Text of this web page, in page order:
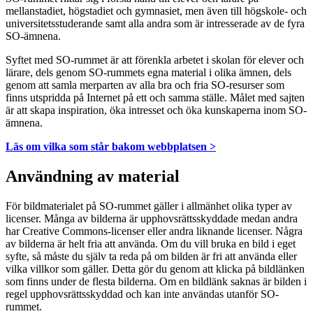
mellanstadiet, högstadiet och gymnasiet, men även till högskole- och
universitetsstuderande samt alla andra som är intresserade av de fyra
SO-ämnena.
Syftet med SO-rummet är att förenkla arbetet i skolan för elever och
lärare, dels genom SO-rummets egna material i olika ämnen, dels
genom att samla merparten av alla bra och fria SO-resurser som
finns utspridda på Internet på ett och samma ställe. Målet med sajten
är att skapa inspiration, öka intresset och öka kunskaperna inom SO-
ämnena.
Läs om vilka som står bakom webbplatsen >
Användning av material
För bildmaterialet på SO-rummet gäller i allmänhet olika typer av
licenser. Många av bilderna är upphovsrättsskyddade medan andra
har Creative Commons-licenser eller andra liknande licenser. Några
av bilderna är helt fria att använda. Om du vill bruka en bild i eget
syfte, så måste du själv ta reda på om bilden är fri att använda eller
vilka villkor som gäller. Detta gör du genom att klicka på bildlänken
som finns under de flesta bilderna. Om en bildlänk saknas är bilden i
regel upphovsrättsskyddad och kan inte användas utanför SO-
rummet.